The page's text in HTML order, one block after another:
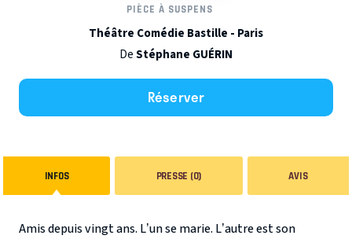
PIÈCE À SUSPENS
Théâtre Comédie Bastille - Paris
DeStéphane GUÉRIN
Réserver
INFOS PRESSE (0) AVIS
Amis depuis vingt ans. L’un se marie. L’autre est son